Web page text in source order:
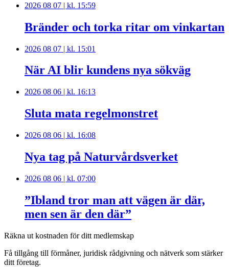
2026 08 07 | kl. 15:59
Bränder och torka ritar om vinkartan
2026 08 07 | kl. 15:01
När AI blir kundens nya sökväg
2026 08 06 | kl. 16:13
Sluta mata regelmonstret
2026 08 06 | kl. 16:08
Nya tag på Naturvårdsverket
2026 08 06 | kl. 07:00
”Ibland tror man att vägen är där,
men sen är den där”
Räkna ut kostnaden för ditt medlemskap
Få tillgång till förmåner, juridisk rådgivning och nätverk som stärker
ditt företag.